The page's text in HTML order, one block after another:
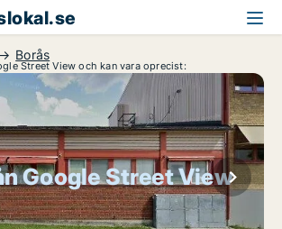
Borås
Street View och kan vara oprecist:
Google Street View